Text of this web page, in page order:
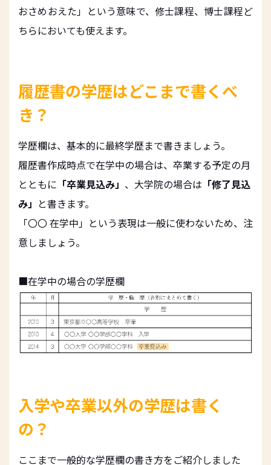
おさめおえた」という意味で、修士課程、博士課程ど
ちらにおいても使えます。
履歴書の学歴はどこまで書くべ
き？
学歴欄は、基本的に最終学歴まで書きましょう。
履歴書作成時点で在学中の場合は、卒業する予定の月
とともに 「卒業見込み」 、大学院の場合は 「修了見込
み」 と書きます。
「〇〇 在学中」という表現は一般に使わないため、注
意しましょう。
■在学中の場合の学歴欄
入学や卒業以外の学歴は書く
の？
ここまで一般的な学歴欄の書き方をご紹介しました